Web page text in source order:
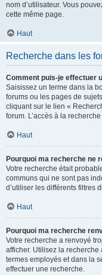
nom d’utilisateur. Vous
cette même page.
Haut
Recherche dans les
Comment puis-je effectuer
Saisissez un terme dans la
forums ou les pages de
cliquant sur le lien «
forum. L’accès à la
Haut
Pourquoi ma recherche ne
Votre recherche était
communs qui ne sont pas
d’utiliser les différents filtres
Haut
Pourquoi ma recherche
Votre recherche a renvoyé
afficher. Utilisez la recherche
termes employés et dans la
effectuer une recherche.